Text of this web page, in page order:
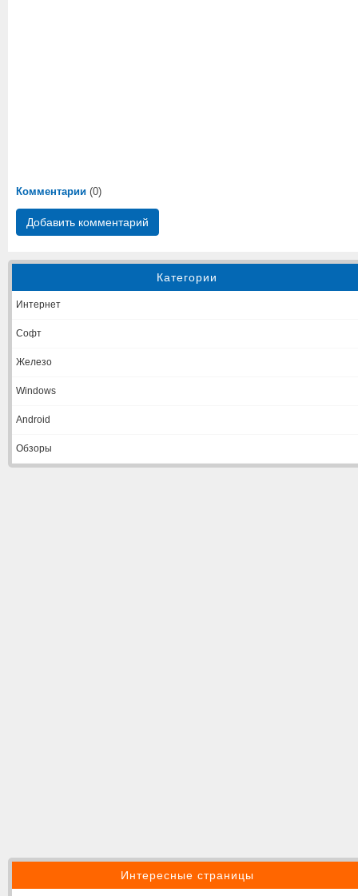
Категории
Интернет
Софт
Железо
Windows
Android
Обзоры
Интересные страницы
Комментарии (0)
Добавить комментарий